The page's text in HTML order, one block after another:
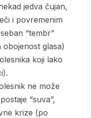
jedva čujan,
i povremenim
“tembr”
obojenost glasa)
koji lako
ne može
“suva”,
krize (po